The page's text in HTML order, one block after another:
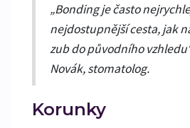
„Bonding je často
nejdostupnější cesta, jak
zub do původního
Novák, stomatolog.
Korunky